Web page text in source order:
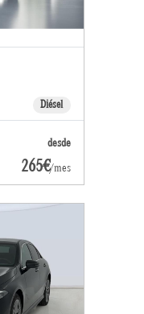
Diésel
desde
265€/mes